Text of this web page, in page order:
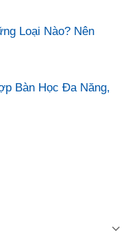
Loại Nào? Nên
Bàn Học Đa Năng,